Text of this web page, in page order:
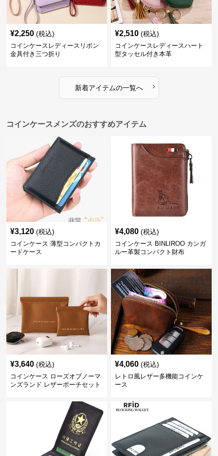
¥2,250 (税込)
コインケースレディースリボン
金具付き三つ折り
¥2,510 (税込)
コインケースレディースハート
型タッセル付き本革
新着アイテムの一覧へ ›
コインケースメンズのおすすめアイテム
¥3,120 (税込)
コインケース 薄型コンパクトカ
ードケース
¥4,080 (税込)
コインケース BINLIROO カンガ
ルー革製コンパクト財布
¥3,640 (税込)
コインケース ローズオブノーマ
ンズランド レザーポーチセット
¥4,060 (税込)
レトロ風レザー多機能コインケ
ース